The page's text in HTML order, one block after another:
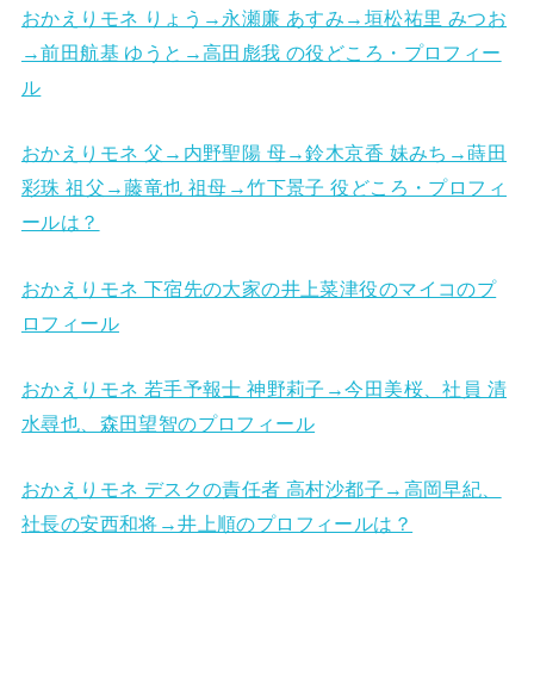
おかえりモネ りょう→永瀬廉 あすみ→垣松祐里 みつお
→前田航基 ゆうと→高田彪我 の役どころ・プロフィー
ル
おかえりモネ 父→内野聖陽 母→鈴木京香 妹みち→蒔田
彩珠 祖父→藤竜也 祖母→竹下景子 役どころ・プロフィ
ールは？
おかえりモネ 下宿先の大家の井上菜津役のマイコのプ
ロフィール
おかえりモネ 若手予報士 神野莉子→今田美桜、社員 清
水尋也、森田望智のプロフィール
おかえりモネ デスクの責任者 高村沙都子→高岡早紀、
社長の安西和将→井上順のプロフィールは？